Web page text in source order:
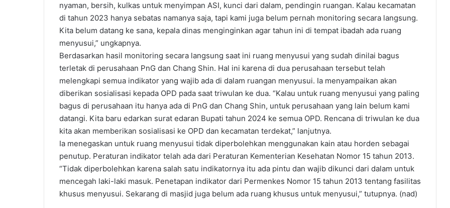
nyaman, bersih, kulkas untuk menyimpan ASI, kunci dari dalam, pendingin ruangan. Kalau kecamatan
di tahun 2023 hanya sebatas namanya saja, tapi kami juga belum pernah monitoring secara langsung.
Kita belum datang ke sana, kepala dinas menginginkan agar tahun ini di tempat ibadah ada ruang
menyusui,” ungkapnya.
Berdasarkan hasil monitoring secara langsung saat ini ruang menyusui yang sudah dinilai bagus
terletak di perusahaan PnG dan Chang Shin. Hal ini karena di dua perusahaan tersebut telah
melengkapi semua indikator yang wajib ada di dalam ruangan menyusui. Ia menyampaikan akan
diberikan sosialisasi kepada OPD pada saat triwulan ke dua. “Kalau untuk ruang menyusui yang paling
bagus di perusahaan itu hanya ada di PnG dan Chang Shin, untuk perusahaan yang lain belum kami
datangi. Kita baru edarkan surat edaran Bupati tahun 2024 ke semua OPD. Rencana di triwulan ke dua
kita akan memberikan sosialisasi ke OPD dan kecamatan terdekat,” lanjutnya.
Ia menegaskan untuk ruang menyusui tidak diperbolehkan menggunakan kain atau horden sebagai
penutup. Peraturan indikator telah ada dari Peraturan Kementerian Kesehatan Nomor 15 tahun 2013.
“Tidak diperbolehkan karena salah satu indikatornya itu ada pintu dan wajib dikunci dari dalam untuk
mencegah laki-laki masuk. Penetapan indikator dari Permenkes Nomor 15 tahun 2013 tentang fasilitas
khusus menyusui. Sekarang di masjid juga belum ada ruang khusus untuk menyusui,” tutupnya. (nad)